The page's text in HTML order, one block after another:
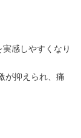
感しやすくなり
が抑えられ、痛